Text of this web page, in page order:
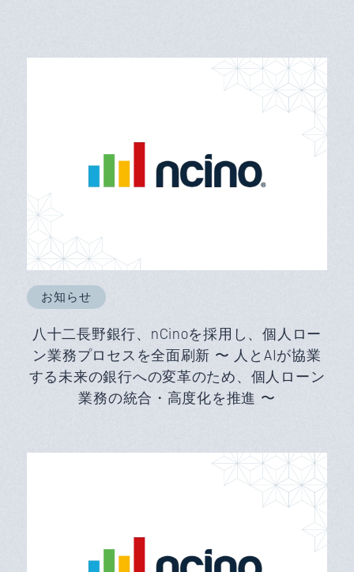
お知らせ
八十二長野銀行、nCinoを採用し、個人ロー
ン業務プロセスを全面刷新 〜 人とAIが協業
する未来の銀行への変革のため、個人ローン
業務の統合・高度化を推進 〜